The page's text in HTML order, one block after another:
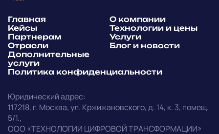
Написать в Telegram
outstaff@augment-tech.ru
Юридический адрес:
117218, г. Москва,ул. Кржижановского, д. 14, к. 3, помещ.
5/1.,
ООО «ТЕХНОЛОГИИ ЦИФРОВОЙ ТРАНСФОРМАЦИИ»
Главная
О компании
Кейсы
Технологии и цены
Партнерам
Услуги
Отрасли
Блог и новости
Дополнительные
услуги
Политика конфиденциальности
Telegram
WhatsApp
E-mail
Позвонить
Напишите, какие специалисты, в каком количестве и как
срочно нужны на ваш проект
Прикрепить файл